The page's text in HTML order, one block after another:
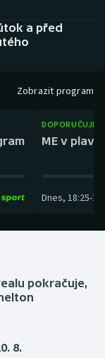
a před
Zobrazit program
ME v
Dnes, 18:25-
pokračuje,
8.